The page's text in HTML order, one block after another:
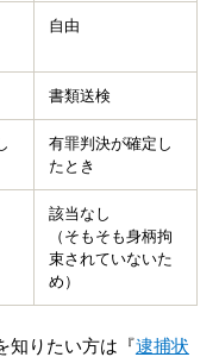
自由
書類送検
有罪判決が確定し
たとき
該当なし
（そもそも身柄拘
束されていないた
め）
知りたい方は『逮捕状